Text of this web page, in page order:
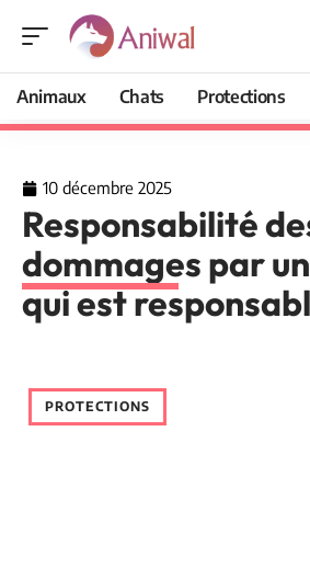
Animaux Chats Protections
10 décembre 2025
Responsabilité
dommages par
qui est
PROTECTIONS